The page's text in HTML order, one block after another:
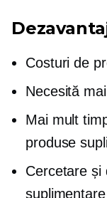
Costuri de
Necesită
Mai mult
produse
Cercetare și
suplimentare